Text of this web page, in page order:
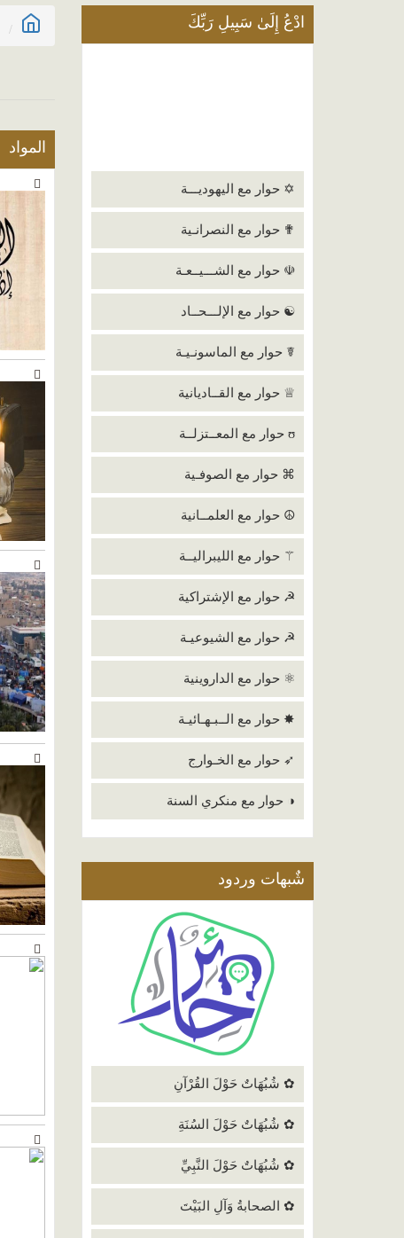
ادْعُ إِلَىٰ سَبِيلِ رَبِّكَ
✡ حوار مع اليهوديـــة
✟ حوار مع النصرانـية
☫ حوار مع الشـــيــعـة
☯ حوار مع الإلـــحــاد
☤ حوار مع الماسونـيـة
♕ حوار مع القــاديانية
ʊ حوار مع المعــتزلــة
⌘ حوار مع الصوفـية
☮ حوار مع العلمــانية
⚚ حوار مع الليبراليــة
☭ حوار مع الإشتراكية
☭ حوار مع الشيوعيـة
⚛ حوار مع الداروينية
✸ حوار مع الــبـهـائيـة
➶ حوار مع الخـوارج
◑ حوار مع منكري السنة
شٌبهات وردود
✿ شُبُهَاتٌ حَوْلَ القُرْآنِ
✿ شُبُهَاتٌ حَوْلَ السُنَةِ
✿ شُبُهَاتٌ حَوْلَ النَّبِيِّ
✿ الصحابةُ وَآلِ البَيْتَ
المواد